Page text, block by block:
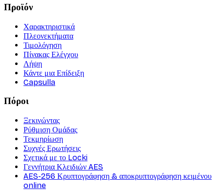
Προϊόν
Χαρακτηριστικά
Πλεονεκτήματα
Τιμολόγηση
Πίνακας Ελέγχου
Λήψη
Κάντε μια Επίδειξη
Capsulla
Πόροι
Ξεκινώντας
Ρύθμιση Ομάδας
Τεκμηρίωση
Συχνές Ερωτήσεις
Σχετικά με το Locki
Γεννήτρια Κλειδιών AES
AES-256 Κρυπτογράφηση & αποκρυπτογράφηση κειμένου
online